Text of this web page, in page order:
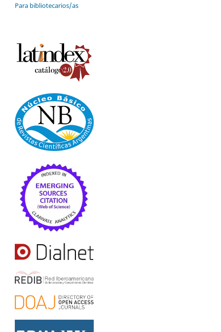
Para bibliotecarios/as